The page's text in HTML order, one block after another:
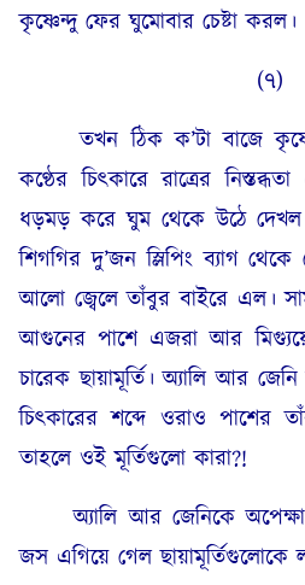
কৃষ্ণেন্দু ফের ঘুমোবার চেষ্টা করল।
(৭)
তখন ঠিক ক’টা বাজে
কণ্ঠের চিৎকারে রাত্রের
ধড়মড় করে ঘুম থেকে উঠে
শিগগির দু’জন স্লিপিং ব্যাগ
আলো জ্বেলে তাঁবুর বাইরে এল।
আগুনের পাশে এজরা আর
চারেক ছায়ামূর্তি। অ্যালি আর
চিৎকারের শব্দে ওরাও পাশের
তাহলে ওই মূর্তিগুলো কারা?!
অ্যালি আর জেনিকে
জস এগিয়ে গেল ছায়ামূর্তিগুলোকে